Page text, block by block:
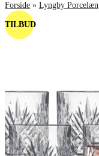
Forside » Lyngby Porcelæn
TILBUD